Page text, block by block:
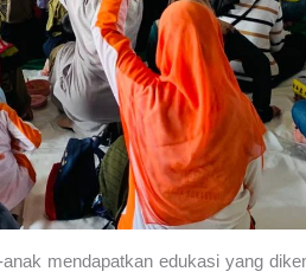
mendapatkan edukasi yang